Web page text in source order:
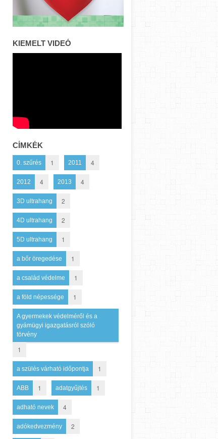
KIEMELT VIDEÓ
CÍMKÉK
0. szűrés 1 2011 4
2012 4 2013 4
3D ultrahang 2
4D ultrahang 2
5D ultrahang 1
a bőr öregedése 1
a család védelme 1
a föld népessége 1
A gyermekek védelméről és a
gyámügyi igazgatásról szóló
törvény
1
a szülés várható időpontja 1
ABB 1 adatgyűjtés 1
adható nevek 4
adókedvezmény 2